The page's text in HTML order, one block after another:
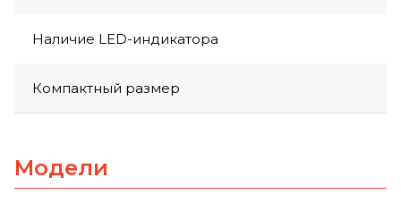
Наличие LED-индикатора
Компактный размер
Модели